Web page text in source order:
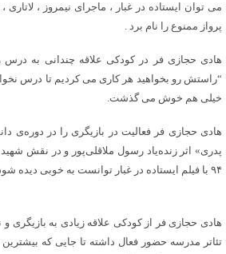
می توان ایستاده در غبار ، ماجرای نیمروز ،
پرواز ممنوع را نام برد .
هادی حجازی فر در کودکی علاقه چندانی به
“راستش رو بخواهید هر کاری می کردیم تا درس
خیلی هم خوش می گذشت.
هادی حجازی فر فعالیت در بازیگری را در دوره‌ی
پدری» اثر زنده‌یاد رسول ملاقلی‌پور و در نقش
۹۴ با فیلم ایستاده در غبار توانست به خوبی دیده شود.
هادی حجازی فر از کودکی علاقه زیادی به بازیگری
تئاتر مدرسه حضور فعال داشته تا جایی که